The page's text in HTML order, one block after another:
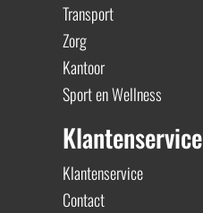
Transport
Zorg
Kantoor
Sport en Wellness
Klantenservice
Klantenservice
Contact